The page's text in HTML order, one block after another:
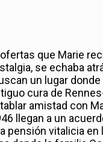
que Marie
se echaba
un lugar
cura de
amistad con
llegan a un
pensión vitalicia en